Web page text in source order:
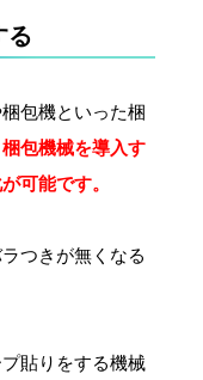
る
包機といった梱
梱包機械を導入す
可能です。
つきが無くなる
貼りをする機械